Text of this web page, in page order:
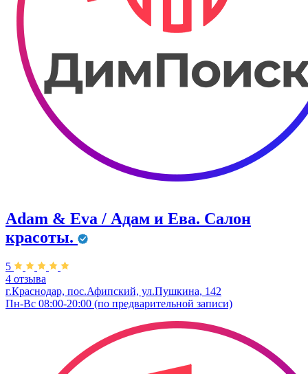
Adam & Eva / Адам и Ева. Салон
красоты.
5
4 отзыва
г.Краснодар, пос.Афипский, ул.Пушкина, 142
Пн-Вс 08:00-20:00 (по предварительной записи)